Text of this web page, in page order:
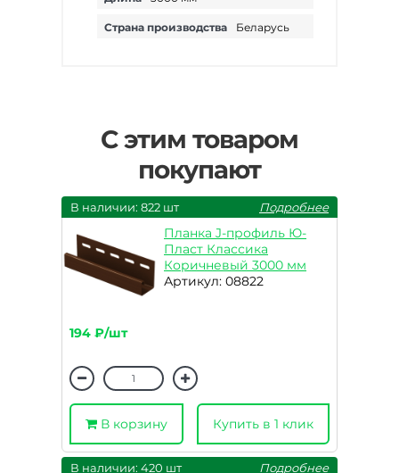
Страна производства Беларусь
С этим товаром
покупают
В наличии: 822 шт Подробнее
Планка J-профиль Ю-
Пласт Классика
Коричневый 3000 мм
Артикул: 08822
194 ₽/шт
В корзину Купить в 1 клик
В наличии: 420 шт Подробнее